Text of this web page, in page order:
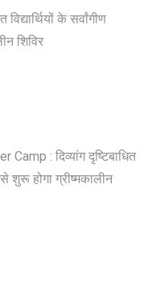
के सर्वांगीण
शिविर
Camp : दिव्यांग दृष्टिबाधित
शुरू होगा ग्रीष्मकालीन